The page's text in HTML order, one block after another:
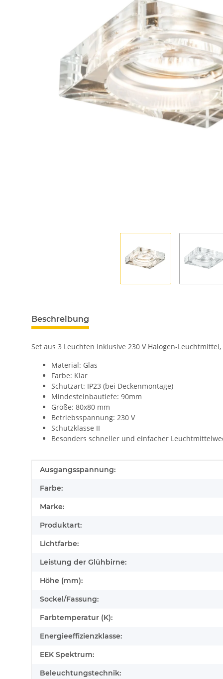
Beschreibung
Set aus 3 Leuchten inklusive 230 V Halogen-Leuchtmittel,
Material: Glas
Farbe: Klar
Schutzart: IP23 (bei Deckenmontage)
Mindesteinbautiefe: 90mm
Größe: 80x80 mm
Betriebsspannung: 230 V
Schutzklasse II
Besonders schneller und einfacher
Produkteigenschaft
Wert
Ausgangsspannung:
Farbe:
Marke:
Produktart:
Lichtfarbe:
Leistung der Glühbirne:
Höhe (mm):
Sockel/Fassung:
Farbtemperatur (K):
Energieeffizienzklasse:
EEK Spektrum:
Beleuchtungstechnik: